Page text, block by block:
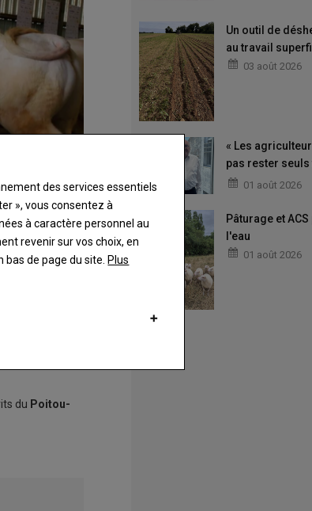
du Poitou-
Un outil de
au travail
03 août 2026
« Les
pas rester seuls
difficultés »
01 août 2026
Pâturage et
l'eau
01 août 2026
des services essentiels
», vous consentez à
à caractère personnel au
revenir sur vos choix, en
bas de page du site.Plus